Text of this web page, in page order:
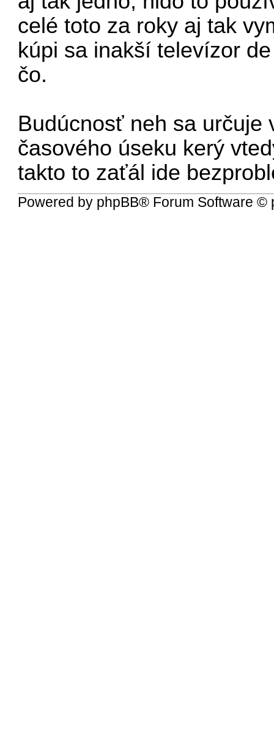
celé toto za roky aj tak
kúpi sa inakší televízor
čo.
Budúcnosť neh sa určuje
časového úseku kerý
takto to zaťál ide
Powered by phpBB® Forum Software ©